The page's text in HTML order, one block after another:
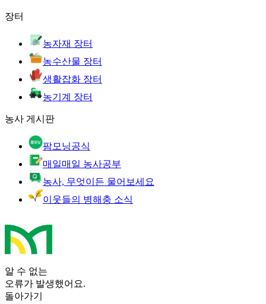
장터
농자재 장터
농수산물 장터
생활잡화 장터
농기계 장터
농사 게시판
팜모닝공식
매일매일 농사공부
농사, 무엇이든 물어보세요
이웃들의 병해충 소식
알 수 없는
오류가 발생했어요.
돌아가기